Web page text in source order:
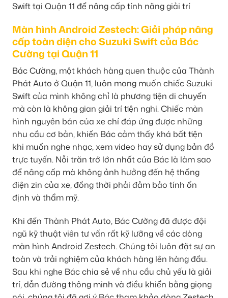
Màn hình Android Zestech: Giải pháp nâng
cấp toàn diện cho Suzuki Swift của Bác
Cường tại Quận 11
Bác Cường, một khách hàng quen thuộc của Thành
Phát Auto ở Quận 11, luôn mong muốn chiếc Suzuki
Swift của mình không chỉ là phương tiện di chuyển
mà còn là không gian giải trí tiện nghi. Chiếc màn
hình nguyên bản của xe chỉ đáp ứng được những
nhu cầu cơ bản, khiến Bác cảm thấy khá bất tiện
khi muốn nghe nhạc, xem video hay sử dụng bản đồ
trực tuyến. Nỗi trăn trở lớn nhất của Bác là làm sao
để nâng cấp mà không ảnh hưởng đến hệ thống
điện zin của xe, đồng thời phải đảm bảo tính ổn
định và thẩm mỹ.
Khi đến Thành Phát Auto, Bác Cường đã được đội
ngũ kỹ thuật viên tư vấn rất kỹ lưỡng về các dòng
màn hình Android Zestech. Chúng tôi luôn đặt sự an
toàn và trải nghiệm của khách hàng lên hàng đầu.
Sau khi nghe Bác chia sẻ về nhu cầu chủ yếu là giải
trí, dẫn đường thông minh và điều khiển bằng giọng